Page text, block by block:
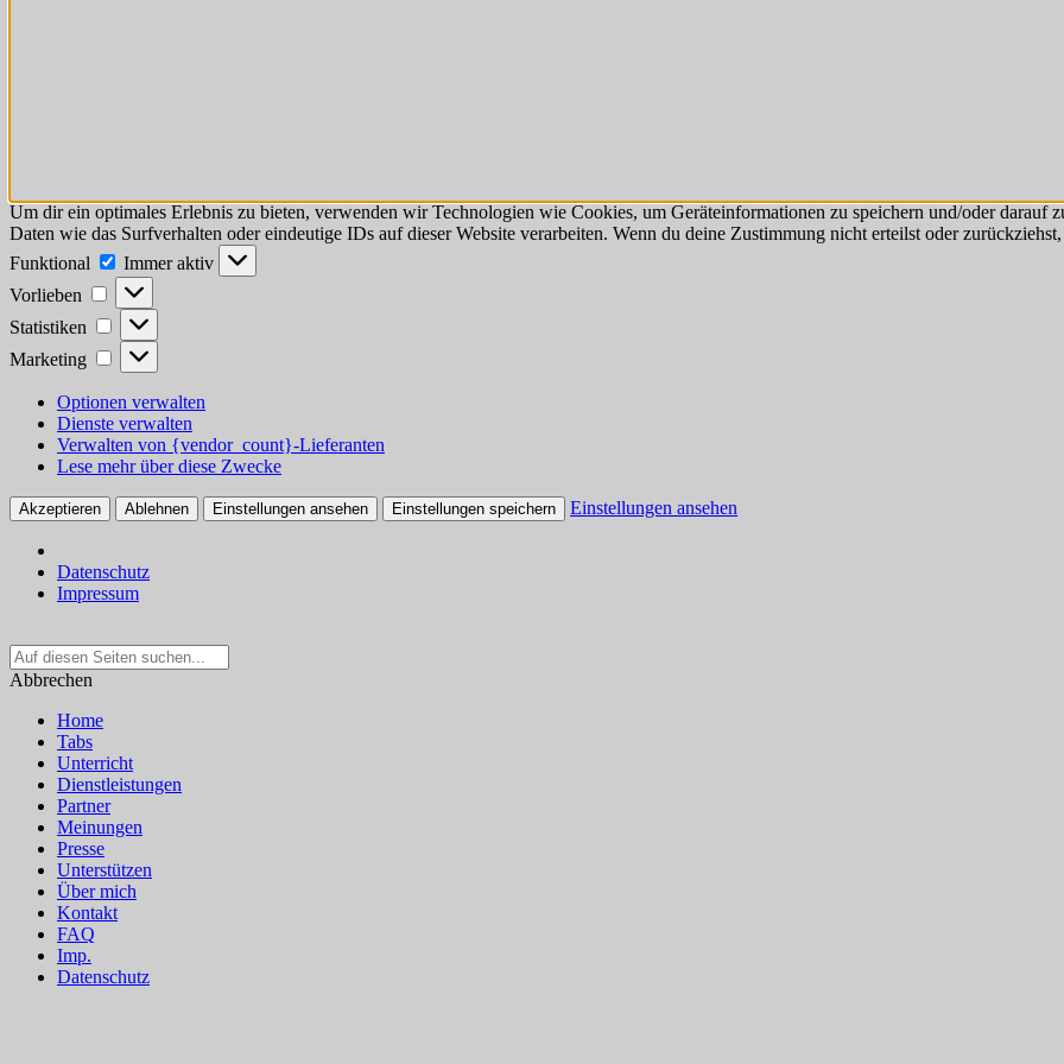
Um dir ein optimales Erlebnis zu bieten, verwenden wir Technologien wie Cookies, um Geräteinformationen zu speichern und/oder darauf
Daten wie das Surfverhalten oder eindeutige IDs auf dieser Website verarbeiten. Wenn du deine Zustimmung nicht erteilst oder
Funktional
Funktional
Immer aktiv
Vorlieben
Vorlieben
Statistiken Statistiken
Marketing Marketing
Optionen verwalten
Dienste verwalten
Verwalten von {vendor_count}-Lieferanten
Lese mehr über diese Zwecke
Akzeptieren Ablehnen Einstellungen ansehen Einstellungen speichern Einstellungen ansehen
Datenschutz
Impressum
Suche
nach:
Abbrechen
Home
Tabs
Unterricht
Dienstleistungen
Partner
Meinungen
Presse
Unterstützen
Über mich
Kontakt
FAQ
Imp.
Datenschutz